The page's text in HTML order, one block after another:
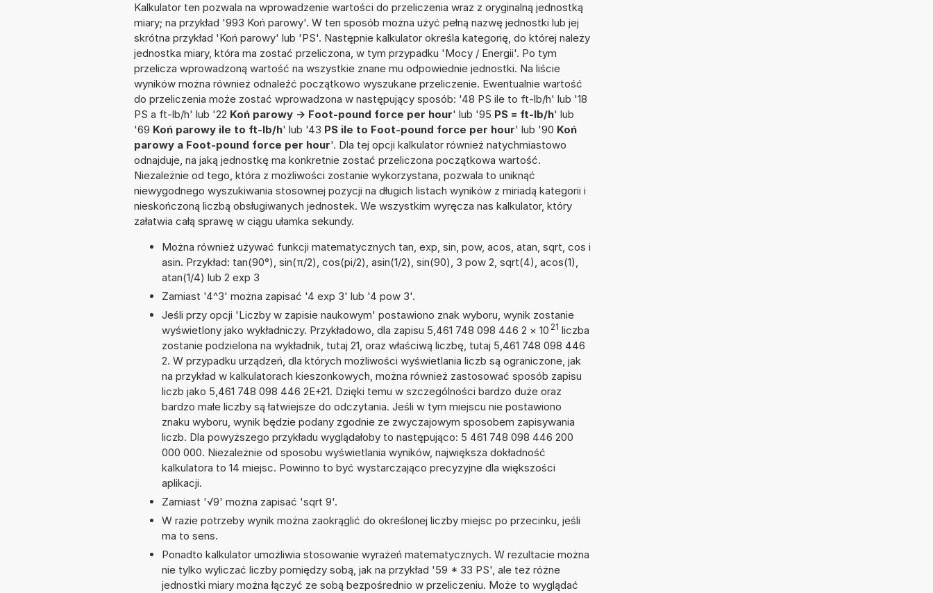
Kalkulator ten pozwala na wprowadzenie wartości do przeliczenia wraz z oryginalną jednostką
miary; na przykład '993 Koń parowy'. W ten sposób można użyć pełną nazwę jednostki lub jej
skrótna przykład 'Koń parowy' lub 'PS'. Następnie kalkulator określa kategorię, do której należy
jednostka miary, która ma zostać przeliczona, w tym przypadku 'Mocy / Energii'. Po tym
przelicza wprowadzoną wartość na wszystkie znane mu odpowiednie jednostki. Na liście
wyników można również odnaleźć początkowo wyszukane przeliczenie. Ewentualnie wartość
do przeliczenia może zostać wprowadzona w następujący sposób: '48 PS ile to ft-lb/h' lub '18
PS a ft-lb/h' lub '22 Koń parowy -> Foot-pound force per hour' lub '95 PS = ft-lb/h' lub
'69 Koń parowy ile to ft-lb/h' lub '43 PS ile to Foot-pound force per hour' lub '90 Koń
parowy a Foot-pound force per hour'. Dla tej opcji kalkulator również natychmiastowo
odnajduje, na jaką jednostkę ma konkretnie zostać przeliczona początkowa wartość.
Niezależnie od tego, która z możliwości zostanie wykorzystana, pozwala to uniknąć
niewygodnego wyszukiwania stosownej pozycji na długich listach wyników z miriadą kategorii i
nieskończoną liczbą obsługiwanych jednostek. We wszystkim wyręcza nas kalkulator, który
załatwia całą sprawę w ciągu ułamka sekundy.
Można również używać funkcji matematycznych tan, exp, sin, pow, acos, atan, sqrt, cos i
asin. Przykład: tan(90°), sin(π/2), cos(pi/2), asin(1/2), sin(90), 3 pow 2, sqrt(4), acos(1),
atan(1/4) lub 2 exp 3
Zamiast '4^3' można zapisać '4 exp 3' lub '4 pow 3'.
Jeśli przy opcji 'Liczby w zapisie naukowym' postawiono znak wyboru, wynik zostanie
wyświetlony jako wykładniczy. Przykładowo, dla zapisu 5,461 748 098 446 2 × 10 21 liczba
zostanie podzielona na wykładnik, tutaj 21, oraz właściwą liczbę, tutaj 5,461 748 098 446
2. W przypadku urządzeń, dla których możliwości wyświetlania liczb są ograniczone, jak
na przykład w kalkulatorach kieszonkowych, można również zastosować sposób zapisu
liczb jako 5,461 748 098 446 2E+21. Dzięki temu w szczególności bardzo duże oraz
bardzo małe liczby są łatwiejsze do odczytania. Jeśli w tym miejscu nie postawiono
znaku wyboru, wynik będzie podany zgodnie ze zwyczajowym sposobem zapisywania
liczb. Dla powyższego przykładu wyglądałoby to następująco: 5 461 748 098 446 200
000 000. Niezależnie od sposobu wyświetlania wyników, największa dokładność
kalkulatora to 14 miejsc. Powinno to być wystarczająco precyzyjne dla większości
aplikacji.
Zamiast '√9' można zapisać 'sqrt 9'.
W razie potrzeby wynik można zaokrąglić do określonej liczby miejsc po przecinku, jeśli
ma to sens.
Ponadto kalkulator umożliwia stosowanie wyrażeń matematycznych. W rezultacie można
nie tylko wyliczać liczby pomiędzy sobą, jak na przykład '59 * 33 PS', ale też różne
jednostki miary można łączyć ze sobą bezpośrednio w przeliczeniu. Może to wyglądać